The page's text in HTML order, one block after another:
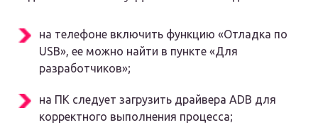
на телефоне включить функцию «Отладка по
USB», ее можно найти в пункте «Для
разработчиков»;
на ПК следует загрузить драйвера ADB для
корректного выполнения процесса;